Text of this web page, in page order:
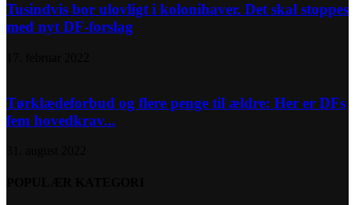
Tusindvis bor ulovligt i kolonihaver. Det skal stoppes
med nyt DF-forslag
Tørklædeforbud og flere penge til ældre: Her er DFs
fem hovedkrav...